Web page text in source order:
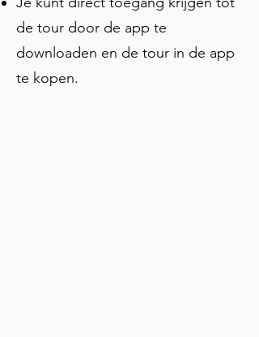
meer.
de tour door de app te
downloaden en de tour in de app
te kopen.